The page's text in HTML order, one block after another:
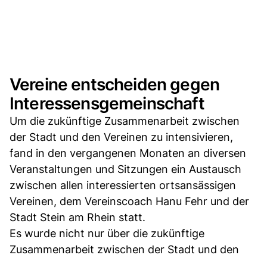
Vereine entscheiden gegen
Interessensgemeinschaft
Um die zukünftige Zusammenarbeit zwischen
der Stadt und den Vereinen zu intensivieren,
fand in den vergangenen Monaten an diversen
Veranstaltungen und Sitzungen ein Austausch
zwischen allen interessierten ortsansässigen
Vereinen, dem Vereinscoach Hanu Fehr und der
Stadt Stein am Rhein statt.
Es wurde nicht nur über die zukünftige
Zusammenarbeit zwischen der Stadt und den